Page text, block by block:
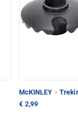
McKINLEY ·
€ 2,99